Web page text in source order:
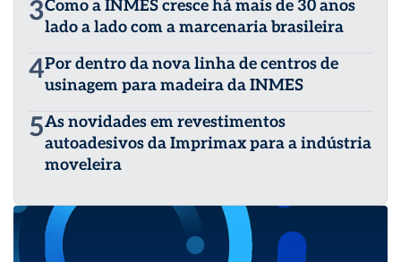
3Como a INMES cresce há mais de 30 anos
lado a lado com a marcenaria brasileira
4Por dentro da nova linha de centros de
usinagem para madeira da INMES
5As novidades em revestimentos
autoadesivos da Imprimax para a indústria
moveleira